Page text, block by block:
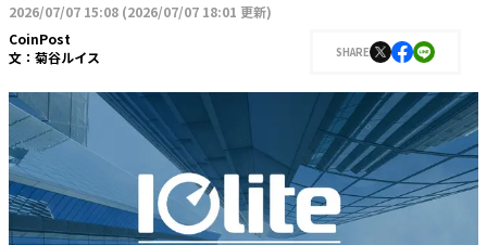
2026/07/07 15:08 (2026/07/07 18:01 更新)
CoinPost
文： 菊谷ルイス SHARE